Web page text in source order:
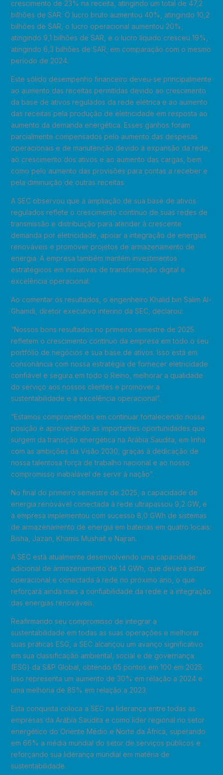
crescimento de 23% na receita, atingindo um total de 47,2
bilhões de SAR. O lucro bruto aumentou 40%, atingindo 10,2
bilhões de SAR, o lucro operacional aumentou 20%,
atingindo 9,1 bilhões de SAR, e o lucro líquido cresceu 19%,
atingindo 6,3 bilhões de SAR, em comparação com o mesmo
período de 2024.
Este sólido desempenho financeiro deveu-se principalmente
ao aumento das receitas permitidas devido ao crescimento
da base de ativos regulados da rede elétrica e ao aumento
das receitas pela produção de eletricidade em resposta ao
aumento da demanda energética. Esses ganhos foram
parcialmente compensados pelo aumento das despesas
operacionais e de manutenção devido à expansão da rede,
ao crescimento dos ativos e ao aumento das cargas, bem
como pelo aumento das provisões para contas a receber e
pela diminuição de outras receitas.
A SEC observou que a ampliação de sua base de ativos
regulados reflete o crescimento contínuo de suas redes de
transmissão e distribuição para atender à crescente
demanda por eletricidade, apoiar a integração de energias
renováveis e promover projetos de armazenamento de
energia. A empresa também mantém investimentos
estratégicos em iniciativas de transformação digital e
excelência operacional.
Ao comentar os resultados, o engenheiro Khalid bin Salim Al-
Ghamdi, diretor executivo interino da SEC, declarou:
“Nossos bons resultados no primeiro semestre de 2025
refletem o crescimento contínuo da empresa em todo o seu
portfólio de negócios e sua base de ativos. Isso está em
consonância com nossa estratégia de fornecer eletricidade
confiável e segura em todo o Reino, melhorar a qualidade
do serviço aos nossos clientes e promover a
sustentabilidade e a excelência operacional”.
“Estamos comprometidos em continuar fortalecendo nossa
posição e aproveitando as importantes oportunidades que
surgem da transição energética na Arábia Saudita, em linha
com as ambições da Visão 2030, graças à dedicação de
nossa talentosa força de trabalho nacional e ao nosso
compromisso inabalável de servir à nação”.
No final do primeiro semestre de 2025, a capacidade de
energia renovável conectada à rede ultrapassou 9,2 GW, e
a empresa implementou com sucesso 8,0 GWh de sistemas
de armazenamento de energia em baterias em quatro locais:
Bisha, Jazan, Khamis Mushait e Najran.
A SEC está atualmente desenvolvendo uma capacidade
adicional de armazenamento de 14 GWh, que deverá estar
operacional e conectada à rede no próximo ano, o que
reforçará ainda mais a confiabilidade da rede e a integração
das energias renováveis.
Reafirmando seu compromisso de integrar a
sustentabilidade em todas as suas operações e melhorar
suas práticas ESG, a SEC alcançou um avanço significativo
em sua classificação ambiental, social e de governança
(ESG) da S&P Global, obtendo 65 pontos em 100 em 2025.
Isso representa um aumento de 30% em relação a 2024 e
uma melhoria de 85% em relação a 2023.
Esta conquista coloca a SEC na liderança entre todas as
empresas da Arábia Saudita e como líder regional no setor
energético do Oriente Médio e Norte da África, superando
em 66% a média mundial do setor de serviços públicos e
reforçando sua liderança mundial em matéria de
sustentabilidade.